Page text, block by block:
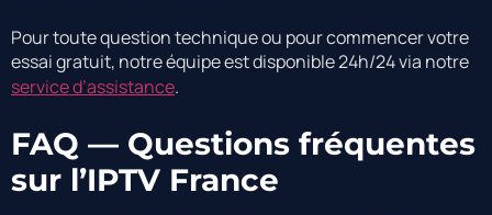
Pour toute question technique ou pour commencer votre
essai gratuit, notre équipe est disponible 24h/24 via notre
service d’assistance.
FAQ — Questions fréquentes
sur l’IPTV France